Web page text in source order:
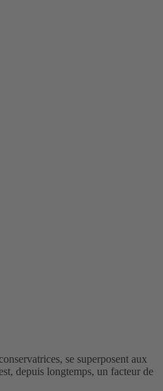
se superposent aux
depuis longtemps, un facteur de